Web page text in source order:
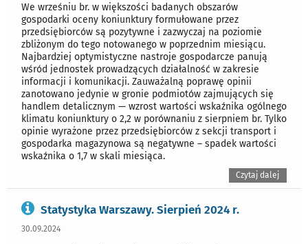
We wrześniu br. w większości badanych obszarów
gospodarki oceny koniunktury formułowane przez
przedsiębiorców są pozytywne i zazwyczaj na poziomie
zbliżonym do tego notowanego w poprzednim miesiącu.
Najbardziej optymistyczne nastroje gospodarcze panują
wśród jednostek prowadzących działalność w zakresie
informacji i komunikacji. Zauważalną poprawę opinii
zanotowano jedynie w gronie podmiotów zajmujących się
handlem detalicznym — wzrost wartości wskaźnika ogólnego
klimatu koniunktury o 2,2 w porównaniu z sierpniem br. Tylko
opinie wyrażone przez przedsiębiorców z sekcji transport i
gospodarka magazynowa są negatywne – spadek wartości
wskaźnika o 1,7 w skali miesiąca.
Czytaj dalej
Statystyka Warszawy. Sierpień 2024 r.
30.09.2024